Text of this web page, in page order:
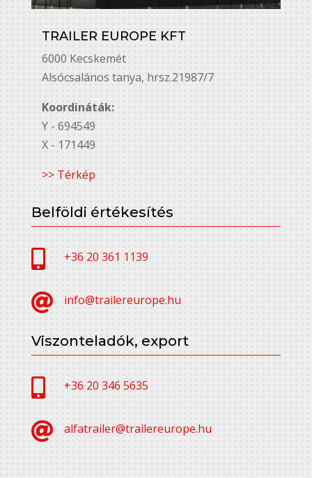
TRAILER EUROPE KFT
6000 Kecskemét
Alsó￳csalános tanya, hrsz.21987/7
Koordináták:
Y - 694549
X - 171449
>> Térkép
Belföldi értékesítés
 +36 20 361 1139
 info@trailereurope.hu
Viszonteladók, export
 +36 20 346 5635
 alfatrailer@trailereurope.hu